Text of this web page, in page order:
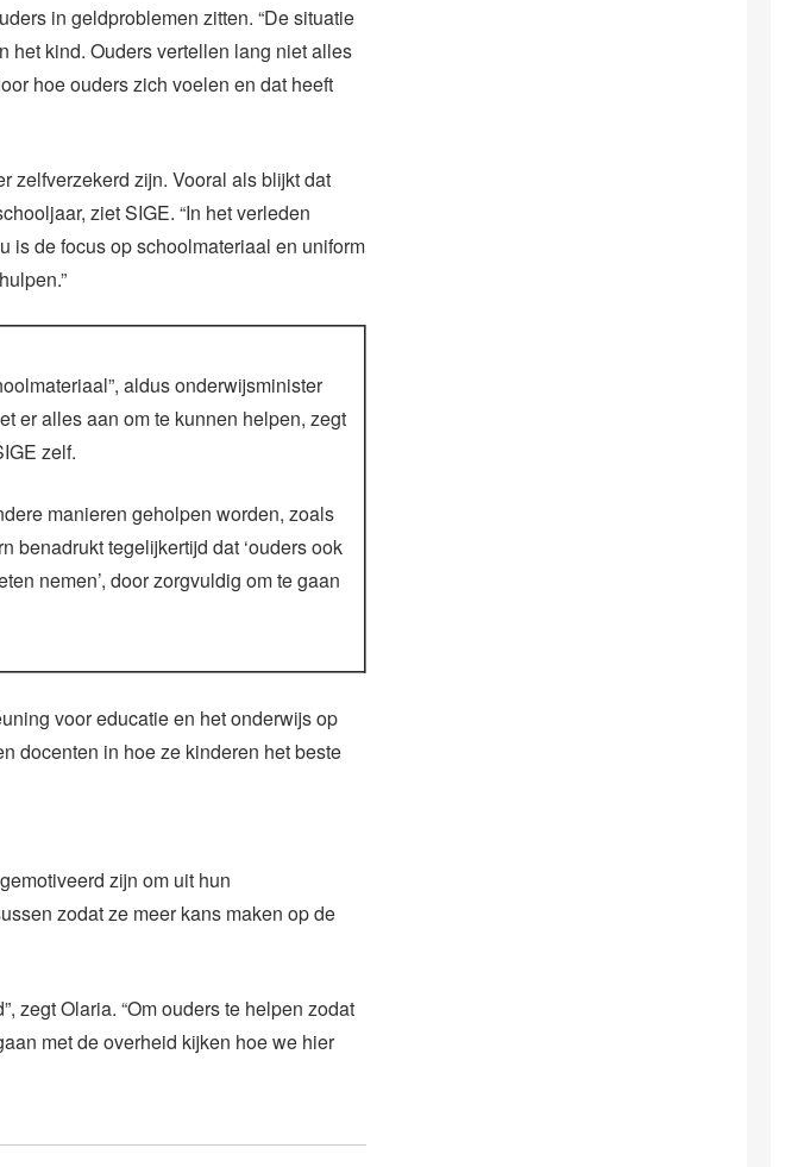
in geldproblemen zitten. “De situatie
het kind. Ouders vertellen lang niet alles
hoe ouders zich voelen en dat heeft
zelfverzekerd zijn. Vooral als blijkt dat
ziet SIGE. “In het verleden
is de focus op schoolmateriaal en uniform
aldus onderwijsminister
er alles aan om te kunnen helpen, zegt
zelf.
manieren geholpen worden, zoals
benadrukt tegelijkertijd dat ‘ouders ook
nemen’, door zorgvuldig om te gaan
voor educatie en het onderwijs op
docenten in hoe ze kinderen het beste
zijn om uit hun
zodat ze meer kans maken op de
zegt Olaria. “Om ouders te helpen zodat
met de overheid kijken hoe we hier